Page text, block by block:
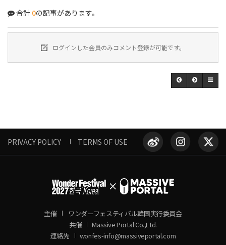
合計 0の記事があります。
ログインした会員のみコメント登録が可能です。
PRIVACY POLICY TERMS OF USE
主催
ワンダーフェスティバル韓国実行委員会
共催
Massive Portal Co.,Ltd.
連絡先
wonfes-info@massiveportal.com